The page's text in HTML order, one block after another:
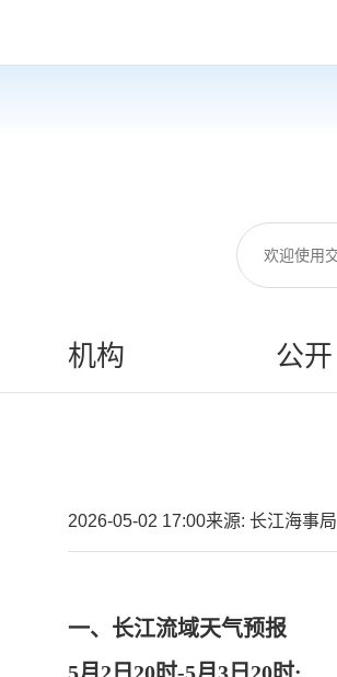
机构 公开
2026-05-02 17:00来源: 长江海事局
一、长江流域天气预报